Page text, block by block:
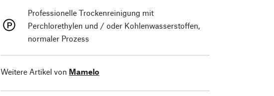
Professionelle Trockenreinigung mit
Perchlorethylen und / oder Kohlenwasserstoffen,
normaler Prozess
Weitere Artikel von Mamelo